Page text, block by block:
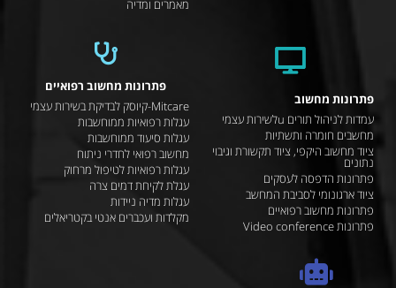
מאמרים ומדיה
פתרונות מחשוב
עמדות לניהול תורים uלשירות עצמי
מחשבים חומרה ותשתיות
ציוד מחשוב היקפי, ציוד תקשורת וגיבוי
נתונים
פתרונות הדפסה לעסקים
ציוד ארגונומי לסביבת המחשב
פתרונות מחשוב רפואיים
פתרונות Video conference
פתרונות מחשוב רפואיים
Mitcare-קיוסק לבדיקת בשירות עצמי
עגלות רפואיות ממוחשבות
עגלות סיעוד ממוחשבות
מחשוב רפואי לחדרי ניתוח
עגלות רפואיות לטיפול מרחוק
עגלת לקיחת דמים צרה
עגלות מדיה ניידות
מקלדות ועכברים אנטי בקטריאלים